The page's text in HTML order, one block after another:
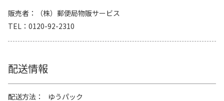
販売者
（株）郵便局物販サービス
TEL
0120-92-2310
配送情報
配送方法
ゆうパック